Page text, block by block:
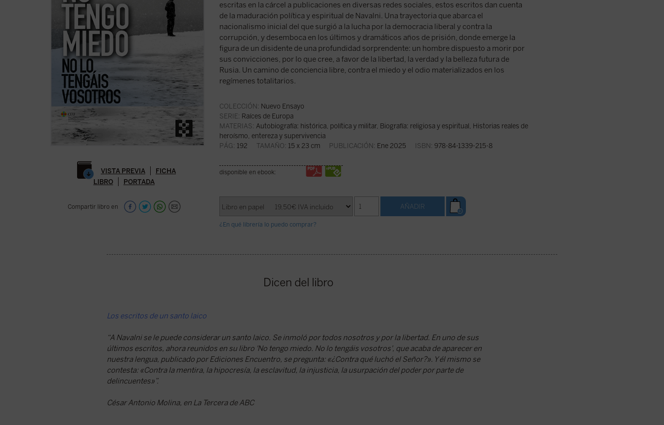
VISTA PREVIA
FICHA
LIBRO
PORTADA
Compartir libro en
escritas en la cárcel a publicaciones en diversas redes sociales, estos escritos dan cuenta
de la maduración política y espiritual de Navalni. Una trayectoria que abarca el
nacionalismo inicial del que surgió a la lucha por la democracia liberal y contra la
corrupción, y desemboca en los últimos y dramáticos años de prisión, donde emerge la
figura de un disidente de una profundidad sorprendente: un hombre dispuesto a morir por
sus convicciones, por lo que cree, a favor de la libertad, la verdad y la belleza futura de
Rusia. Un camino de conciencia libre, contra el miedo y el odio materializados en los
regímenes totalitarios.
COLECCIÓN: Nuevo Ensayo
SERIE: Raíces de Europa
MATERIAS: Autobiografía: histórica, política y militar, Biografía: religiosa y espiritual Historias reales de
heroísmo, entereza y supervivencia
PÁG: 192 TAMAÑO: 15 x 23 cm PUBLICACIÓN: Ene 2025 ISBN: 978-84-1339-215-8
disponible en ebook:
¿En qué librería lo puedo comprar?
Dicen del libro
Los escritos de un santo laico
“A Navalni se le puede considerar un santo laico. Se inmoló por todos nosotros y por la libertad. En uno de sus
últimos escritos, ahora reunidos en su libro 'No tengo miedo. No lo tengáis vosotros', que acaba de aparecer en
nuestra lengua, publicado por Ediciones Encuentro, se pregunta: «¿Contra qué luchó el Señor?». Y él mismo se
contesta: «Contra la mentira, la hipocresía, la esclavitud, la injusticia, la usurpación del poder por parte de
delincuentes»”.
César Antonio Molina, en La Tercera de ABC